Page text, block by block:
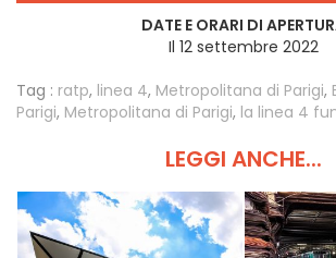
DATE E ORARI DI
Il 12 settembre 2022
Tag : ratp, linea 4, Metropolitana di Parigi,
Parigi, Metropolitana di Parigi, la linea 4
LEGGI ANCHE...